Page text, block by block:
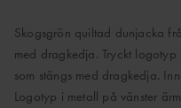
Skogsgrön quiltad dunjacka
med dragkedja. Tryckt logotyp
som stängs med dragkedja.
Logotyp i metall på vänster